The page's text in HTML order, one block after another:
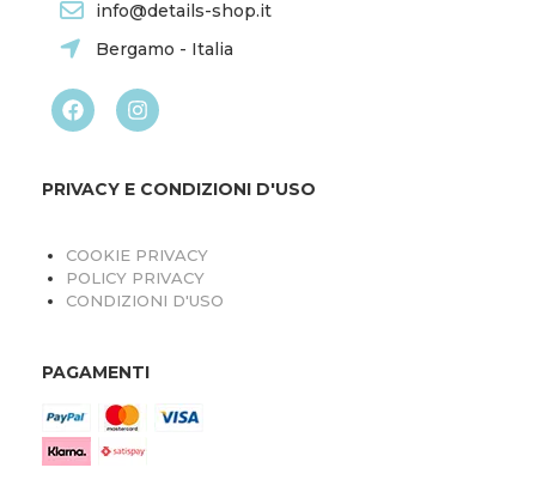
info@details-shop.it
Bergamo - Italia
PRIVACY E CONDIZIONI D'USO
COOKIE PRIVACY
POLICY PRIVACY
CONDIZIONI D'USO
PAGAMENTI